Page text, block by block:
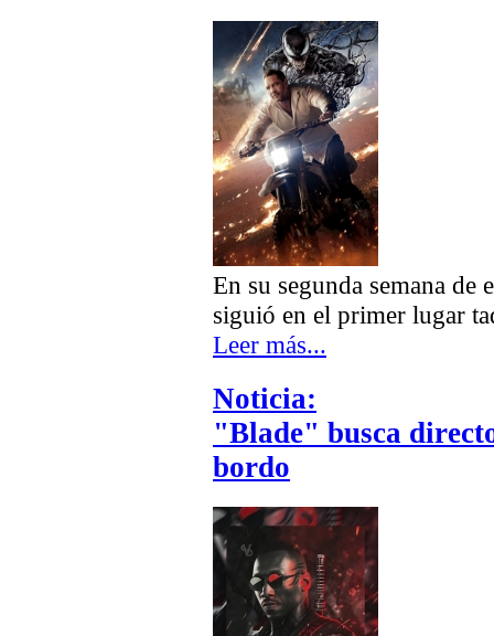
En su segunda semana de
siguió en el primer lugar
Leer más...
Noticia:
"Blade" busca
bordo